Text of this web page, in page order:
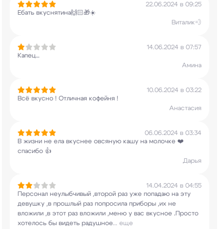
22.06.2024 в 09:25
Ебать вкуснятина🙌🏻🎁☀️
Виталик💨
14.06.2024 в 07:57
Капец…
Амина
10.06.2024 в 03:22
Всё вкусно ! Отличная кофейня !
Анастасия
06.06.2024 в 03:34
В жизни не ела вкуснее овсяную кашу на молочке ❤️
спасибо 👍
Дарья
14.04.2024 в 04:55
Персонал неулыбчивый ,второй раз уже попадаю на эту
девушку ,в прошлый раз попросила приборы ,их не
вложили ,в этот раз вложили ,меню у вас вкусное .Просто
хотелось бы видеть радушное... еще